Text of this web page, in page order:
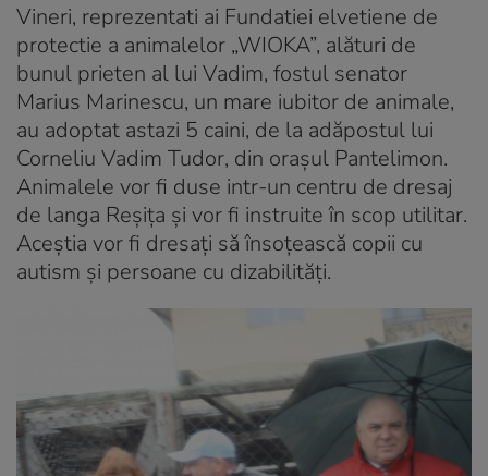
Vineri, reprezentati ai Fundatiei elvetiene de
protectie a animalelor „WIOKA”, alături de
bunul prieten al lui Vadim, fostul senator
Marius Marinescu, un mare iubitor de animale,
au adoptat astazi 5 caini, de la adăpostul lui
Corneliu Vadim Tudor, din orașul Pantelimon.
Animalele vor fi duse intr-un centru de dresaj
de langa Reșița și vor fi instruite în scop utilitar.
Aceștia vor fi dresați să însoțească copii cu
autism și persoane cu dizabilități.